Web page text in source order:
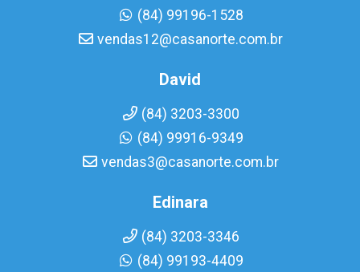
(84) 99196-1528
vendas12@casanorte.com.br
David
(84) 3203-3300
(84) 99916-9349
vendas3@casanorte.com.br
Edinara
(84) 3203-3346
(84) 99193-4409